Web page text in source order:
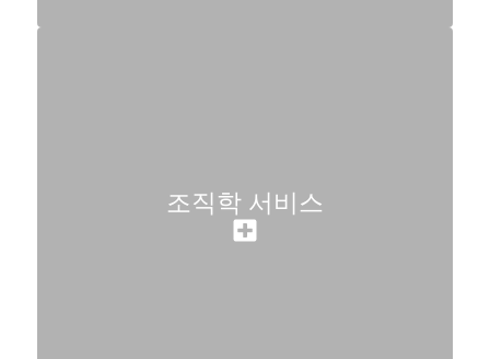
조직학 서비스